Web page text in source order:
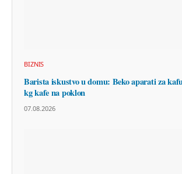
BIZNIS
Barista iskustvo u domu: Beko aparati za
kg kafe na poklon
07.08.2026